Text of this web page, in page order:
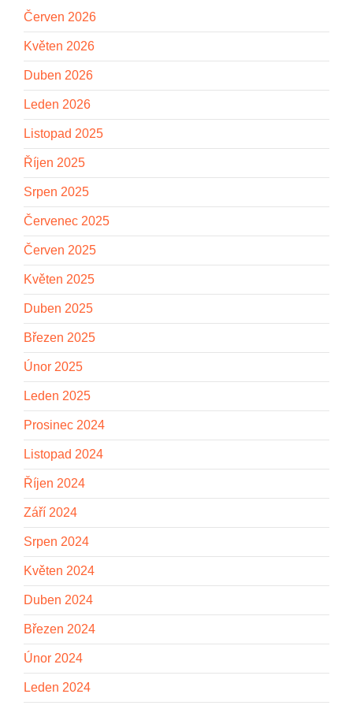
Červen 2026
Květen 2026
Duben 2026
Leden 2026
Listopad 2025
Říjen 2025
Srpen 2025
Červenec 2025
Červen 2025
Květen 2025
Duben 2025
Březen 2025
Únor 2025
Leden 2025
Prosinec 2024
Listopad 2024
Říjen 2024
Září 2024
Srpen 2024
Květen 2024
Duben 2024
Březen 2024
Únor 2024
Leden 2024